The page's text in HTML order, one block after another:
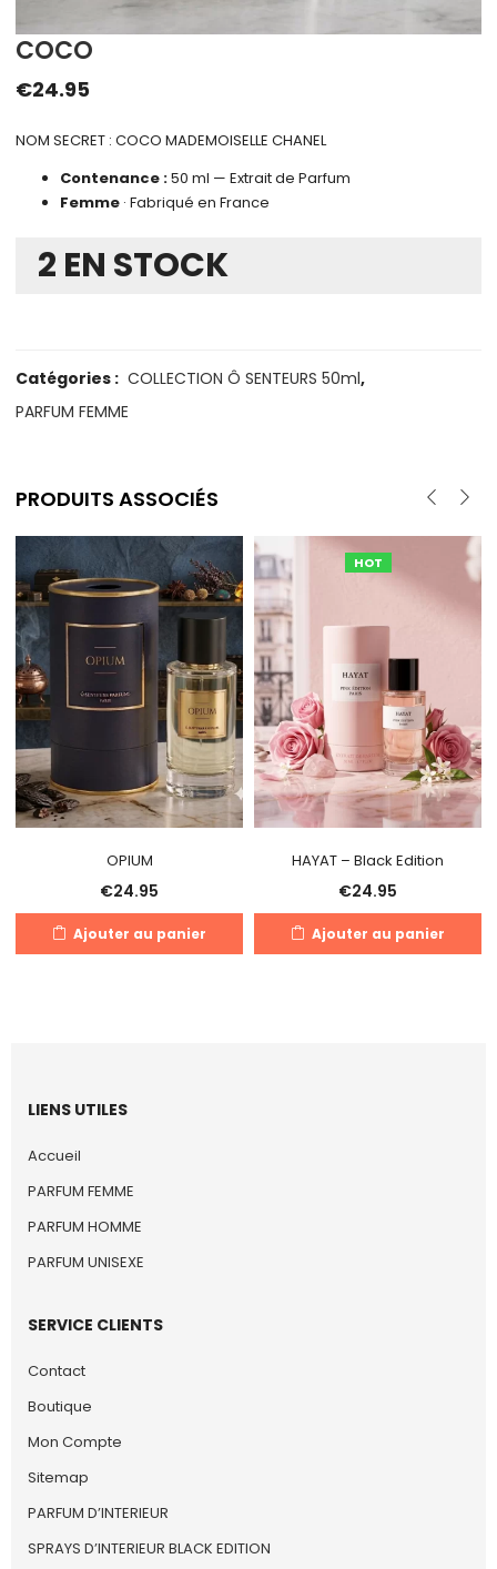
COCO
€24.95
NOM SECRET : COCO MADEMOISELLE CHANEL
Contenance :50 ml — Extrait de Parfum
Femme · Fabriqué en France
2 EN STOCK
Catégories : COLLECTION Ô SENTEURS 50ml,
PARFUM FEMME
PRODUITS ASSOCIÉS
OPIUM
€24.95
Ajouter au panier
HOT
HAYAT – Black Edition
€24.95
Ajouter au panier
LIENS UTILES
Accueil
PARFUM FEMME
PARFUM HOMME
PARFUM UNISEXE
SERVICE CLIENTS
Contact
Boutique
Mon Compte
Sitemap
PARFUM D’INTERIEUR
SPRAYS D’INTERIEUR BLACK EDITION